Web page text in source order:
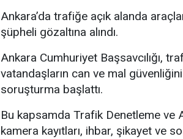
Ankara’da trafiğe açık alanda
şüpheli gözaltına alındı.
Ankara Cumhuriyet Başsavcılığı,
vatandaşların can ve mal
soruşturma başlattı.
Bu kapsamda Trafik Denetleme ve
kamera kayıtları, ihbar, şikayet ve